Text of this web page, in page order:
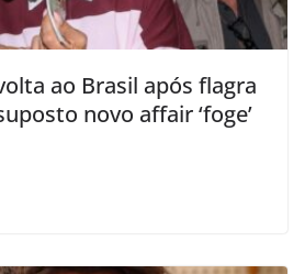
ao Brasil após flagra
novo affair ‘foge’